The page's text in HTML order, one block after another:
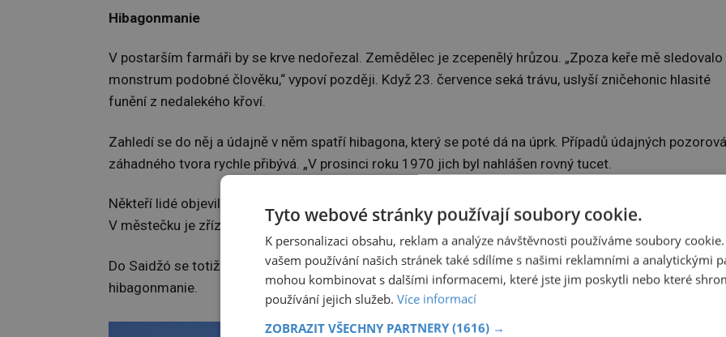
Hibagonmanie
V postarším farmáři by se krve nedořezal. Zemědělec je zcepenělý hrůzou. „Zpoza keře mě sledovalo
monstrum podobné člověku,“ vypoví později. Když 23. července seká trávu, uslyší zničehonic hlasité
funění z nedalekého křoví.
Zahledí se do něj a údajně v něm spatří hibagona, který se poté dá na úprk. Případů údajných
záhadného tvora rychle přibývá. „V prosinci roku 1970 jich byl nahlášen rovný tucet.
Někteří lidé objevili stopy japonského yettiho i ve sněhu,“ poznamenává záhadolog Tristan Shaw
V městečku je zřízena vyšetřovací komise, která všechna svědectví eviduje.
Do Saidžó se totiž začnou sjíždět lidé z celé prefektury a po tvorovi pátrat. Vypuká nefalšovaná
hibagonmanie.
Tyto webové stránky používají soubory cookie.
K personalizaci obsahu, reklam a analýze návštěvnosti používáme soubory
vašem používání našich stránek také sdílíme s našimi reklamními a analytickými
mohou kombinovat s dalšími informacemi, které jste jim poskytli nebo které
používání jejich služeb. Více informací
ZOBRAZIT VŠECHNY PARTNERY (1616) →